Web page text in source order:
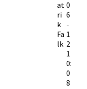
at
ri
k
Fa
lk
0
6
-
1
2
1
0:
0
8